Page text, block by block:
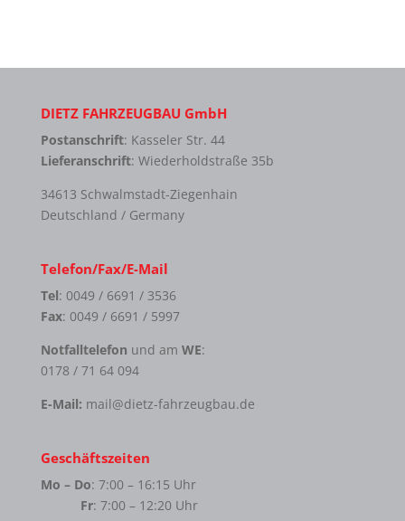
DIETZ FAHRZEUGBAU GmbH
Postanschrift: Kasseler Str. 44
Lieferanschrift: Wiederholdstraße 35b
34613 Schwalmstadt-Ziegenhain
Deutschland / Germany
Telefon/Fax/E-Mail
Tel: 0049 / 6691 / 3536
Fax: 0049 / 6691 / 5997
Notfalltelefon und am WE:
0178 / 71 64 094
E-Mail: mail@dietz-fahrzeugbau.de
Geschäftszeiten
Mo – Do: 7:00 – 16:15 Uhr
Fr: 7:00 – 12:20 Uhr